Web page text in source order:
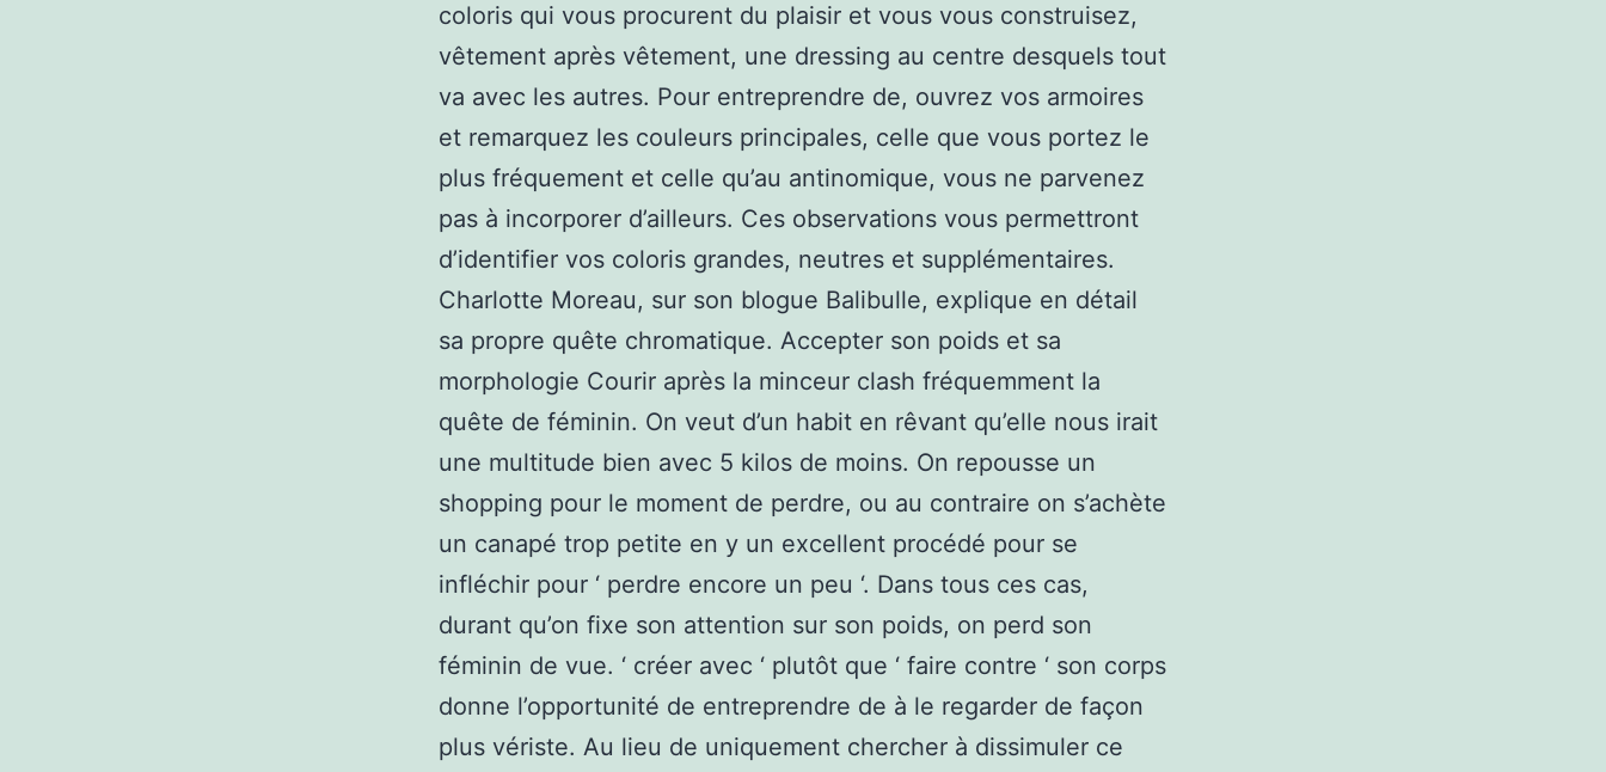
coloris qui vous procurent du plaisir et vous vous construisez,
vêtement après vêtement, une dressing au centre desquels tout
va avec les autres. Pour entreprendre de, ouvrez vos armoires
et remarquez les couleurs principales, celle que vous portez le
plus fréquement et celle qu’au antinomique, vous ne parvenez
pas à incorporer d’ailleurs. Ces observations vous permettront
d’identifier vos coloris grandes, neutres et supplémentaires.
Charlotte Moreau, sur son blogue Balibulle, explique en détail
sa propre quête chromatique. Accepter son poids et sa
morphologie Courir après la minceur clash fréquemment la
quête de féminin. On veut d’un habit en rêvant qu’elle nous irait
une multitude bien avec 5 kilos de moins. On repousse un
shopping pour le moment de perdre, ou au contraire on s’achète
un canapé trop petite en y un excellent procédé pour se
infléchir pour ‘ perdre encore un peu ‘. Dans tous ces cas,
durant qu’on fixe son attention sur son poids, on perd son
féminin de vue. ‘ créer avec ‘ plutôt que ‘ faire contre ‘ son corps
donne l’opportunité de entreprendre de à le regarder de façon
plus vériste. Au lieu de uniquement chercher à dissimuler ce